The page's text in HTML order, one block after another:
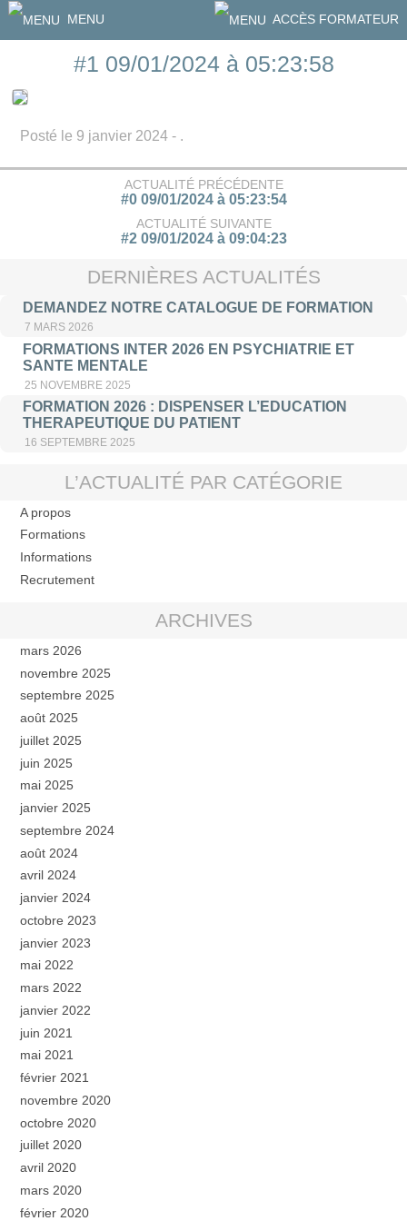
MENU ACCÈS FORMATEUR
#1 09/01/2024 à 05:23:58
Posté le 9 janvier 2024 - .
ACTUALITÉ PRÉCÉDENTE
#0 09/01/2024 à 05:23:54
ACTUALITÉ SUIVANTE
#2 09/01/2024 à 09:04:23
DERNIÈRES ACTUALITÉS
DEMANDEZ NOTRE CATALOGUE DE FORMATION
7 MARS 2026
FORMATIONS INTER 2026 EN PSYCHIATRIE ET
SANTE MENTALE
25 NOVEMBRE 2025
FORMATION 2026 : DISPENSER L’EDUCATION
THERAPEUTIQUE DU PATIENT
16 SEPTEMBRE 2025
L’ACTUALITÉ PAR CATÉGORIE
A propos
Formations
Informations
Recrutement
ARCHIVES
mars 2026
novembre 2025
septembre 2025
août 2025
juillet 2025
juin 2025
mai 2025
janvier 2025
septembre 2024
août 2024
avril 2024
janvier 2024
octobre 2023
janvier 2023
mai 2022
mars 2022
janvier 2022
juin 2021
mai 2021
février 2021
novembre 2020
octobre 2020
juillet 2020
avril 2020
mars 2020
février 2020